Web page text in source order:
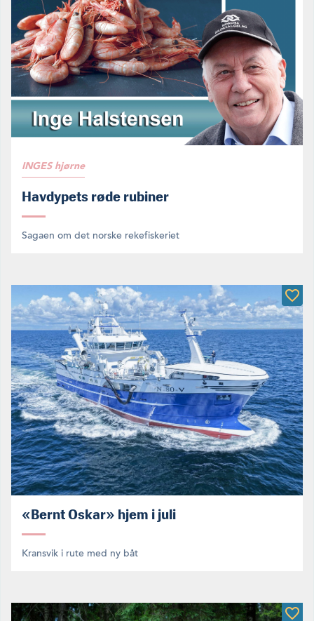
INGES hjørne
Havdypets røde rubiner
Sagaen om det norske rekefiskeriet
«Bernt Oskar» hjem i juli
Kransvik i rute med ny båt